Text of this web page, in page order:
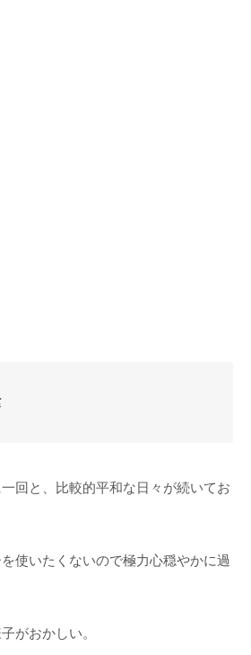
回と、比較的平和な日々が続いてお
使いたくないので極力心穏やかに過
がおかしい。